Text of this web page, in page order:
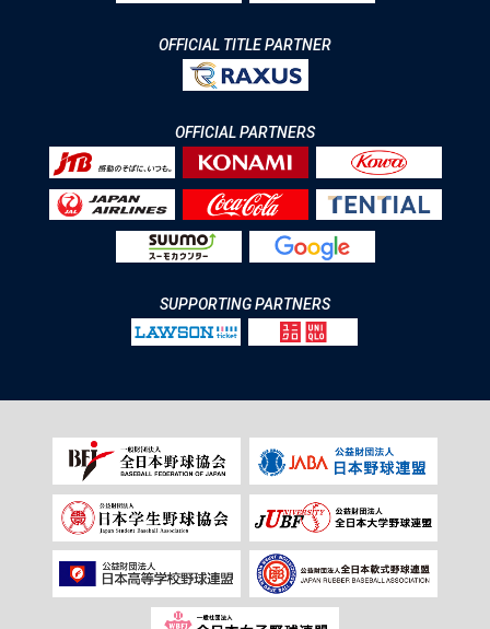
OFFICIAL TITLE PARTNER
OFFICIAL PARTNERS
SUPPORTING PARTNERS